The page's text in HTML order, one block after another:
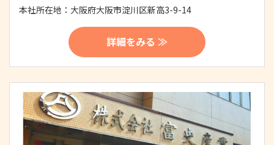
本社所在地： 大阪府大阪市淀川区新高3-9-14
詳細をみる ≫